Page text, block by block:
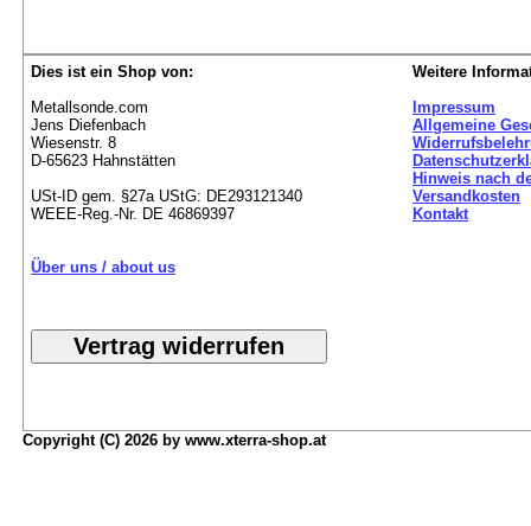
Dies ist ein Shop von:
Metallsonde.com
Jens Diefenbach
Wiesenstr. 8
D-65623 Hahnstätten
USt-ID gem. §27a UStG: DE293121340
WEEE-Reg.-Nr. DE 46869397
Über uns / about us
Weitere
Impressum
Allgemeine
Hinweis nach
Versandkosten
Kontakt
Copyright (C) 2026 by www.xterra-shop.at